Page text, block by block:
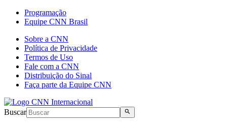
Programação
Equipe CNN Brasil
Sobre a CNN
Política de Privacidade
Termos de Uso
Fale com a CNN
Distribuição do Sinal
Faça parte da Equipe CNN
Buscar